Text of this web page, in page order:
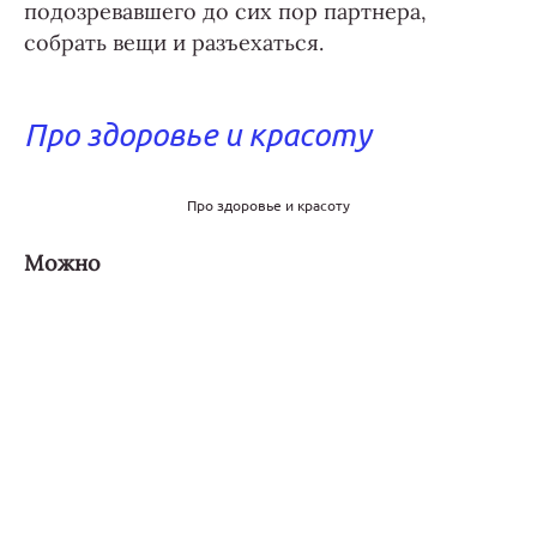
подозревавшего до сих пор партнера,
собрать вещи и разъехаться.
Про здоровье и красоту
Про здоровье и красоту
Можно